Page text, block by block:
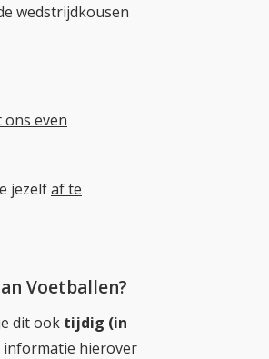
wedstrijdkousen
ons even
jezelfaf te
Voetballen?
dit ook tijdig (in
informatie hierover